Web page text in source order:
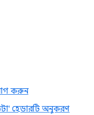
করুন
হেডারটি অনুকরণ